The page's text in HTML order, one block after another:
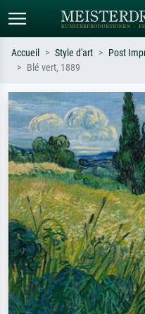
Recherchez par artiste, titre ou
ex. Monet, Nuit étoilée,
impressionnisme, vague de
nu.
Accueil Style d'art Post
Blé vert, 1889